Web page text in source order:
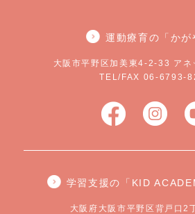
運動療育の「かが
大阪市平野区加美東4-2-33 アネ
TEL/FAX 06-6793-
学習支援の「KID
大阪府大阪市平野区背戸口2